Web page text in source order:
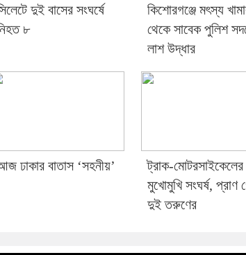
দুই বাসের সংঘর্ষে
৮
কিশোরগঞ্জে মৎস্য
থেকে সাবেক পুলিশ
লাশ উদ্ধার
ঢাকার বাতাস ‘সহনীয়’
ট্রাক-মোটরসাইকেলের
মুখোমুখি সংঘর্ষ, প্রাণ
দুই তরুণের